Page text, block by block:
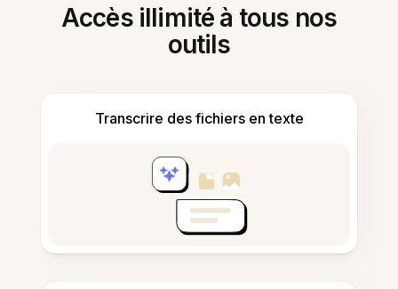
Accès illimité à tous nos
outils
Transcrire des fichiers en texte